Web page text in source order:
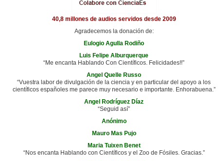
40,8 millones de audios servidos desde 2009
Agradecemos la donación de:
Eulogio Agulla Rodiño
Luis Felipe Alburquerque
“Me encanta Hablando Con Científicos. Felicidades!!”
Angel Quelle Russo
“Vuestra labor de divulgación de la ciencia y en particular del apoyo a los
científicos españoles me parece muy necesario e importante. Enhorabuena.”
Angel Rodríguez Díaz
“Seguid así”
Anónimo
Mauro Mas Pujo
Maria Tuixen Benet
“Nos encanta Hablando con Científicos y el Zoo de Fósiles. Gracias.”